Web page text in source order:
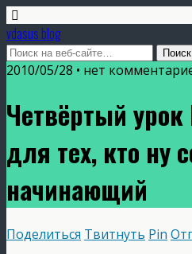
vdasus blog
2010/05/28 • нет
Четвёртый урок
для тех, кто ну
начинающий
Поделиться Твитнуть Pin